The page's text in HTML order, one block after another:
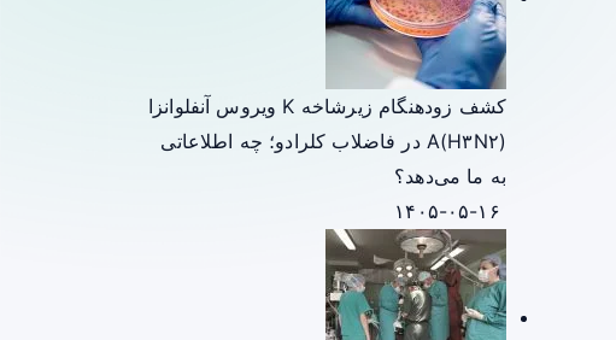
کشف زودهنگام زیرشاخه K ویروس آنفلوانزا
A(H۳N۲) در فاضلاب کلرادو؛ چه اطلاعاتی
به ما می‌دهد؟